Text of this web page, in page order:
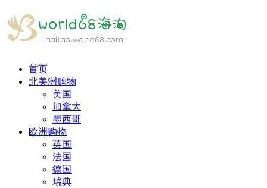
首页
北美洲购物
美国
加拿大
墨西哥
欧洲购物
英国
法国
德国
瑞典